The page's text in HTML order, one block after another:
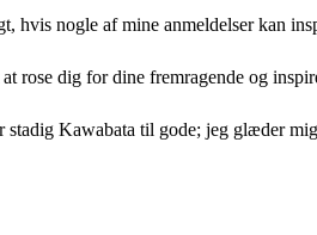
hvis nogle af mine anmeldelser kan
rose dig for dine fremragende og
stadig Kawabata til gode; jeg glæder